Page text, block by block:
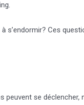
Ces
se déclencher,